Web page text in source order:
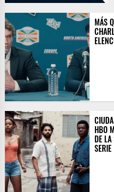
MÁS
HBO
DE
SERIE